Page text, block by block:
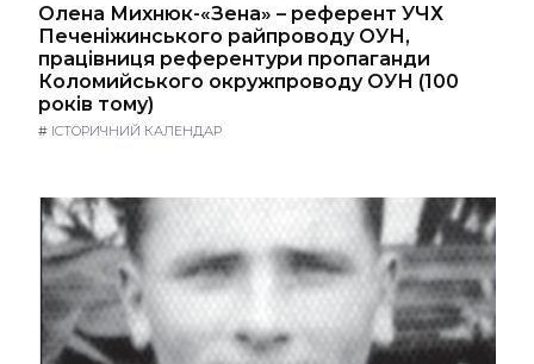
Олена Михнюк-«Зена» – референт УЧХ
Печеніжинського райпроводу ОУН,
працівниця референтури пропаганди
Коломийського окружпроводу ОУН (100
років тому)
# ІСТОРИЧНИЙ КАЛЕНДАР